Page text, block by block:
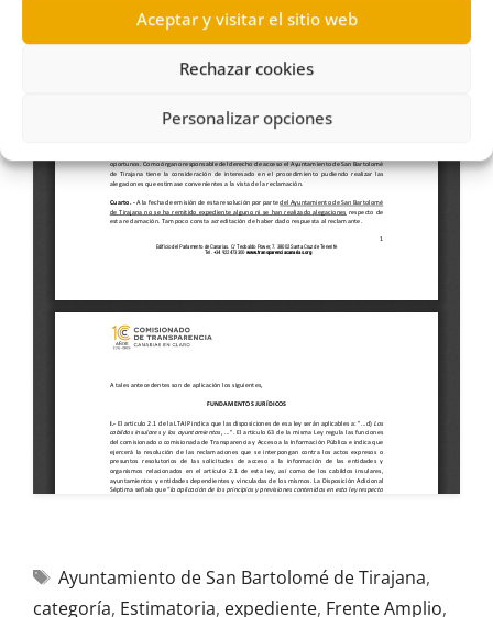
Aceptar y visitar el sitio web
Rechazar cookies
Personalizar opciones
Ayuntamiento de San Bartolomé de Tirajana,
categoría, Estimatoria, expediente, Frente Amplio,